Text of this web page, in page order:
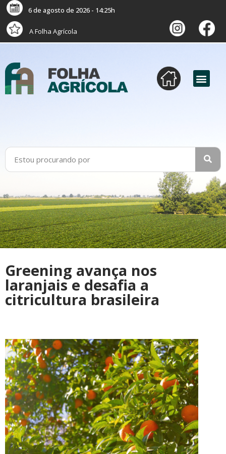
6 de agosto de 2026 - 14:25h
A Folha Agrícola
Greening avança nos
laranjais e desafia a
citricultura brasileira